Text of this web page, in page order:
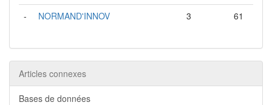
- NORMAND'INNOV 3 61
Articles connexes
Bases de données